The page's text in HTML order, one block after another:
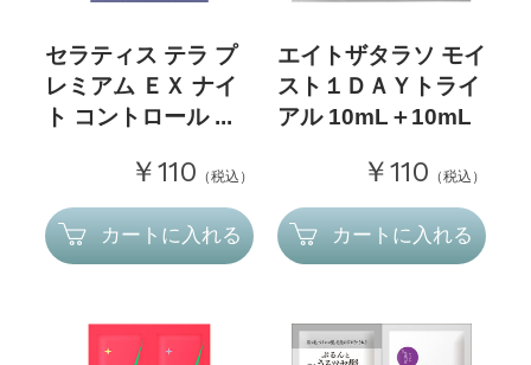
セラティス テラ プ
レミアム ＥＸ ナイ
ト コントロール ...
￥110 （税込）
カートに入れる
エイトザタラソ モイ
スト１ＤＡＹトライ
アル 10mL＋10mL
￥110 （税込）
カートに入れる